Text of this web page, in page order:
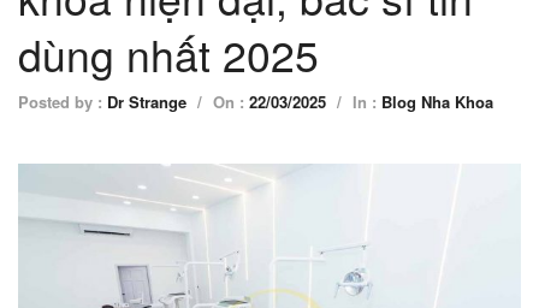
dùng nhất 2025
Posted by : Dr Strange / On : 22/03/2025 / In : Blog Nha Khoa